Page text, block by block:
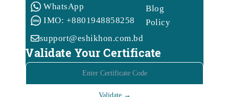
WhatsApp
IMO: +8801948858258
support@eshikhon.com.bd
Blog
Policy
Validate Your Certificate